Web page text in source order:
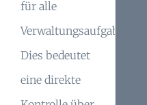
für alle
Verwaltungsaufgaben.
Dies bedeutet
eine direkte